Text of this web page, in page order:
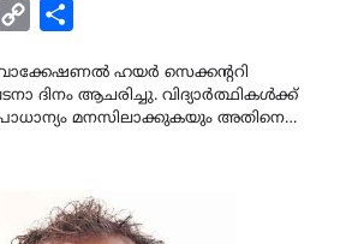
TwitterCopy
വൊക്കേഷണൽ ഹയർ സെക്കന്ററി
ദിനം ആചരിച്ചു. വിദ്യാർത്ഥികൾക്ക്
മനസിലാക്കുകയും അതിനെ…